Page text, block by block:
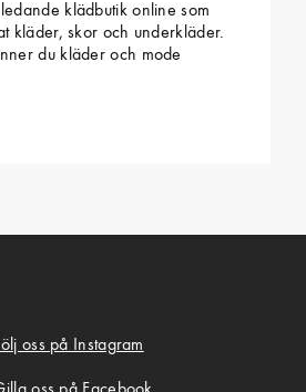
klädbutik online som
kläder, skor och underkläder.
du kläder och mode
oss på Instagram